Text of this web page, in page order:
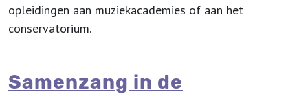
opleidingen aan muziekacademies of aan het
conservatorium.
Samenzang in de